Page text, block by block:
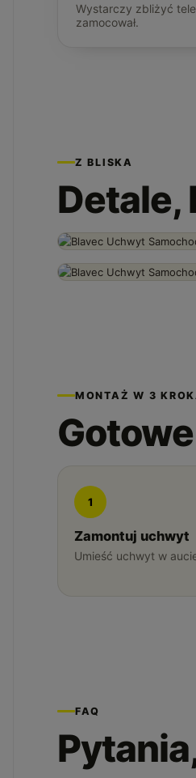
Wystarczy zbliżyć
zamocował.
Z BLISKA
Detale,
MONTAŻ W 3
1
Zamontuj uchwyt
Umieść uchwyt w
FAQ